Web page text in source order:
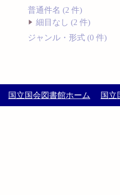
普通件名 (2 件)
細目なし (2 件)
ジャンル・形式 (0 件)
国立国会図書館ホーム 国立